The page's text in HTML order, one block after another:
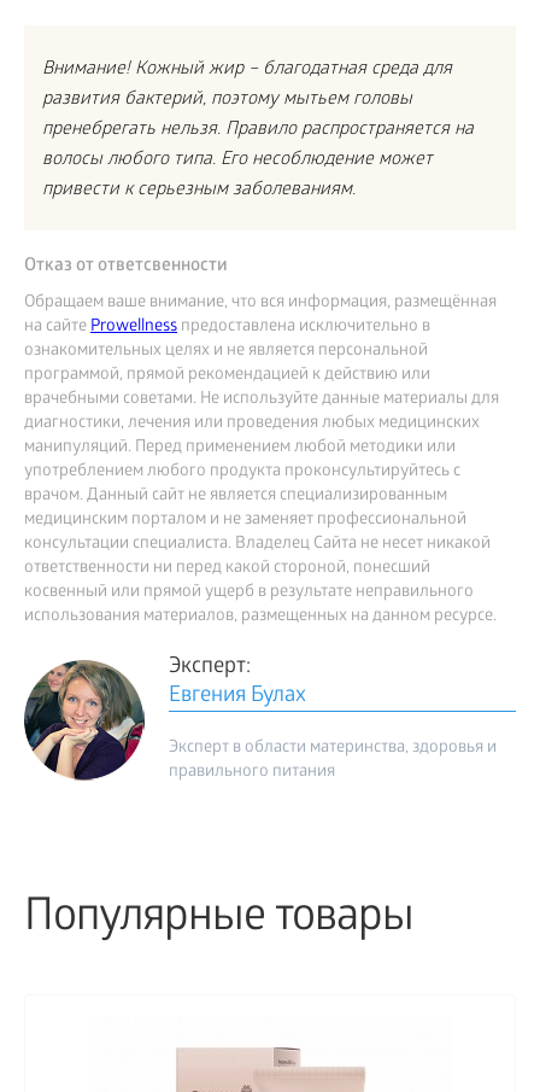
Внимание! Кожный жир – благодатная среда для
развития бактерий, поэтому мытьем головы
пренебрегать нельзя. Правило распространяется на
волосы любого типа. Его несоблюдение может
привести к серьезным заболеваниям.
Отказ от ответсвенности
Обращаем ваше внимание, что вся информация, размещённая
на сайтеProwellness предоставлена исключительно в
ознакомительных целях и не является персональной
программой, прямой рекомендацией к действию или
врачебными советами. Не используйте данные материалы для
диагностики, лечения или проведения любых медицинских
манипуляций. Перед применением любой методики или
употреблением любого продукта проконсультируйтесь с
врачом. Данный сайт не является специализированным
медицинским порталом и не заменяет профессиональной
консультации специалиста. Владелец Сайта не несет никакой
ответственности ни перед какой стороной, понесший
косвенный или прямой ущерб в результате неправильного
использования материалов, размещенных на данном ресурсе.
Эксперт:
Евгения Булах
Эксперт в области материнства, здоровья и
правильного питания
Популярные товары